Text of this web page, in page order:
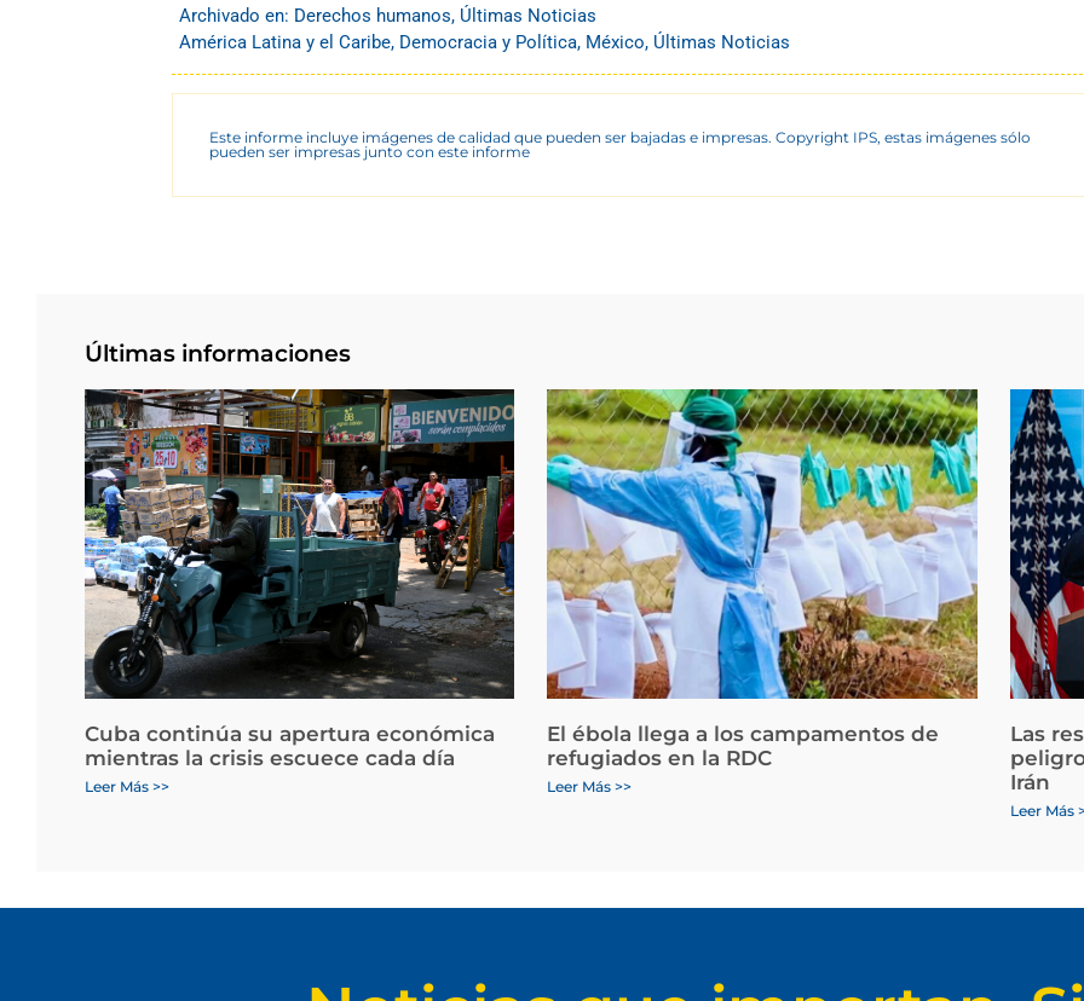
Archivado en: Derechos humanos, Últimas Noticias
América Latina y el Caribe, Democracia y Política, México, Últimas Noticias
Este informe incluye imágenes de calidad que pueden ser bajadas e impresas. Copyright IPS, estas imágenes sólo
pueden ser impresas junto con este informe
Últimas informaciones
Cuba continúa su apertura económica
mientras la crisis escuece cada día
Leer Más >>
El ébola llega a los campamentos de
refugiados en la RDC
Leer Más >>
Las
Irán
Leer Más